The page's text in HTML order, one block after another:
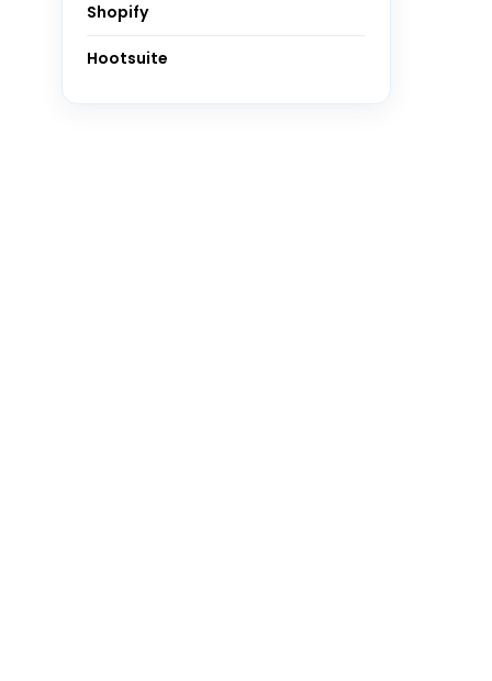
Shopify
Hootsuite